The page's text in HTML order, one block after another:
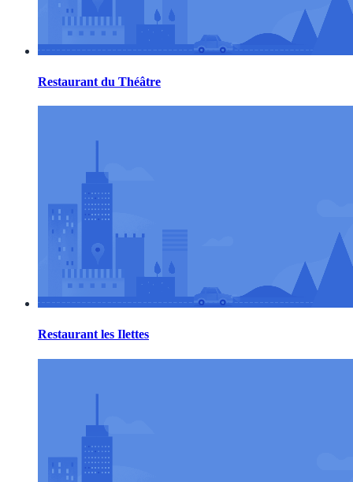
Restaurant du Théâtre
Restaurant les Ilettes